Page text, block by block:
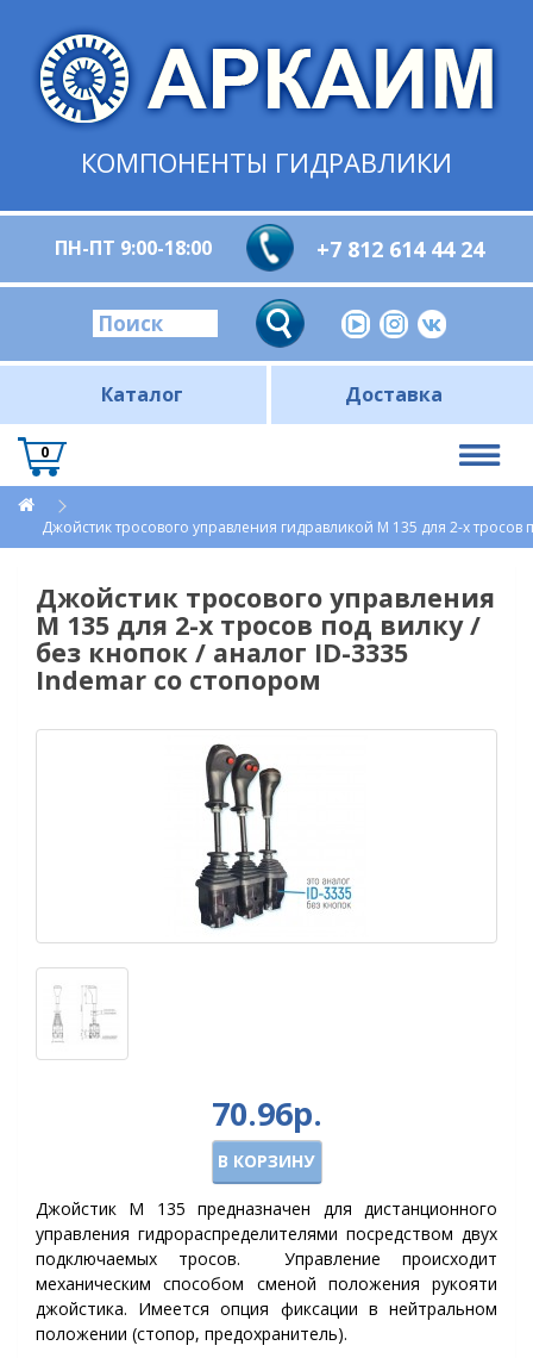
КОМПОНЕНТЫ ГИДРАВЛИКИ
ПН-ПТ 9:00-18:00 +7 812 614 44 24
Каталог Доставка
0
Джойстик тросового управления гидравликой M 135 для 2-х
Джойстик тросового управления
M 135 для 2-х тросов под вилку /
без кнопок / аналог ID-3335
Indemar со стопором
70.96р.
В КОРЗИНУ
Джойстик M 135 предназначен для дистанционного
управления гидрораспределителями посредством двух
подключаемых тросов. Управление происходит
механическим способом сменой положения рукояти
джойстика. Имеется опция фиксации в нейтральном
положении (стопор, предохранитель).